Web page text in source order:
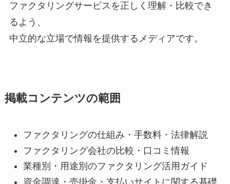
ファクタリングサービスを正しく理解・比較でき
るよう、
中立的な立場で情報を提供するメディアです。
掲載コンテンツの範囲
ファクタリングの仕組み・手数料・法律解説
ファクタリング会社の比較・口コミ情報
業種別・用途別のファクタリング活用ガイド
資金調達・売掛金・支払いサイトに関する基礎